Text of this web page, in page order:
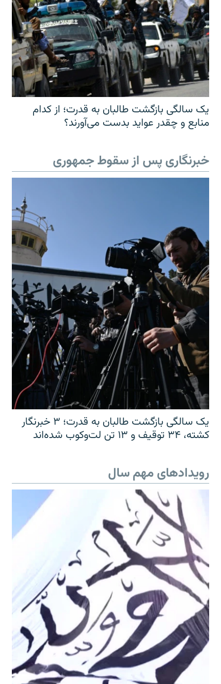
یک سالگی بازگشت طالبان به قدرت؛ از کدام
منابع و چقدر عواید بدست می‌آورند؟
خبرنگاری پس از سقوط جمهوری
یک سالگی بازگشت طالبان به قدرت؛ ۳ خبرنگار
کشته، ۳۴ توقیف و ۱۳ تن لت‌وکوب شده‌اند
رویدادهای مهم سال